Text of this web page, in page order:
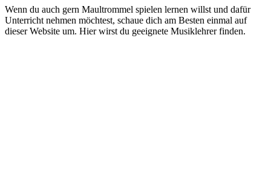
Wenn du auch gern Maultrommel spielen lernen willst und dafür
Unterricht nehmen möchtest, schaue dich am Besten einmal auf
dieser Website um. Hier wirst du geeignete Musiklehrer finden.